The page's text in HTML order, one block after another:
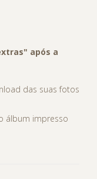
após a
das suas fotos
álbum impresso